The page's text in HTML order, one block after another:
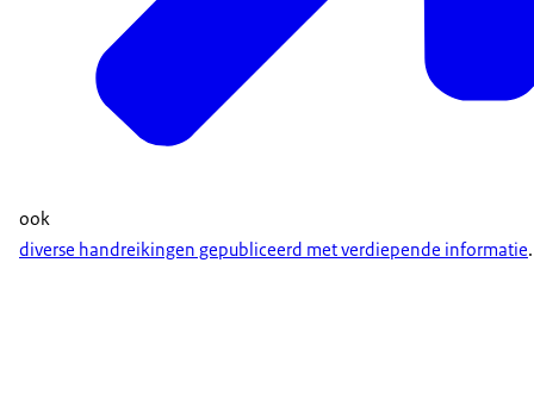
ook
diverse handreikingen gepubliceerd met verdiepende informatie.